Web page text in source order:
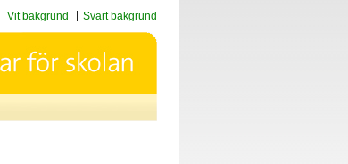
Vit bakgrund Svart bakgrund